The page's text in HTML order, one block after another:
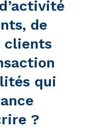
de
clients
qui
?